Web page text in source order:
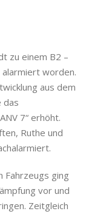
zu einem B2 –
worden.
aus dem
das
7“ erhöht.
Ruthe und
ging
vor und
Zeitgleich